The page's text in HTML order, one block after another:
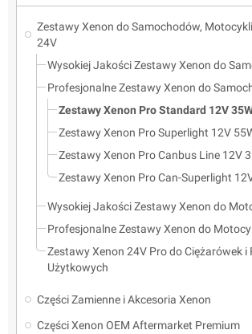
Zestawy Xenon do Samochodów,
24V
Wysokiej Jakości Zestawy Xenon do
Profesjonalne Zestawy Xenon do
Zestawy Xenon Pro Standard 12V
Zestawy Xenon Pro Superlight 12V
Zestawy Xenon Pro Canbus Line 12V
Zestawy Xenon Pro Can-Superlight
Wysokiej Jakości Zestawy Xenon do
Profesjonalne Zestawy Xenon do
Zestawy Xenon 24V Pro do Ciężarówek i
Użytkowych
Części Zamienne i Akcesoria Xenon
Części Xenon OEM Aftermarket Premium